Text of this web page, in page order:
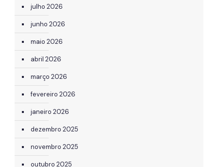
julho 2026
junho 2026
maio 2026
abril 2026
março 2026
fevereiro 2026
janeiro 2026
dezembro 2025
novembro 2025
outubro 2025